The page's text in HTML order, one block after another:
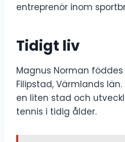
entreprenör inom
Tidigt liv
Magnus Norman föddes
Filipstad, Värmlands
en liten stad och
tennis i tidig ålder.